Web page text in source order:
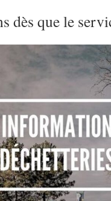
dès que le